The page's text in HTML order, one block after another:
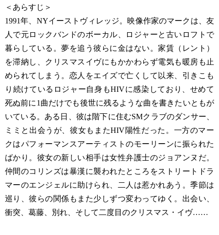
＜あらすじ＞
1991年、NYイーストヴィレッジ。映像作家のマークは、友
人で元ロックバンドのボーカル、ロジャーと古いロフトで
暮らしている。夢を追う彼らに金はない。家賃（レント）
を滞納し、クリスマスイヴにもかかわらず電気も暖房も止
められてしまう。恋人をエイズで亡くして以来、引きこも
り続けているロジャー自身もHIVに感染しており、せめて
死ぬ前に1曲だけでも後世に残るような曲を書きたいともが
いている。ある日、彼は階下に住むSMクラブのダンサー、
ミミと出会うが、彼女もまたHIV陽性だった。一方のマー
クはパフォーマンスアーティストのモーリーンに振られた
ばかり。彼女の新しい相手は女性弁護士のジョアンヌだ。
仲間のコリンズは暴漢に襲われたところをストリートドラ
マーのエンジェルに助けられ、二人は惹かれあう。季節は
巡り、彼らの関係もまた少しずつ変わってゆく。出会い、
衝突、葛藤、別れ、そして二度目のクリスマス・イヴ……